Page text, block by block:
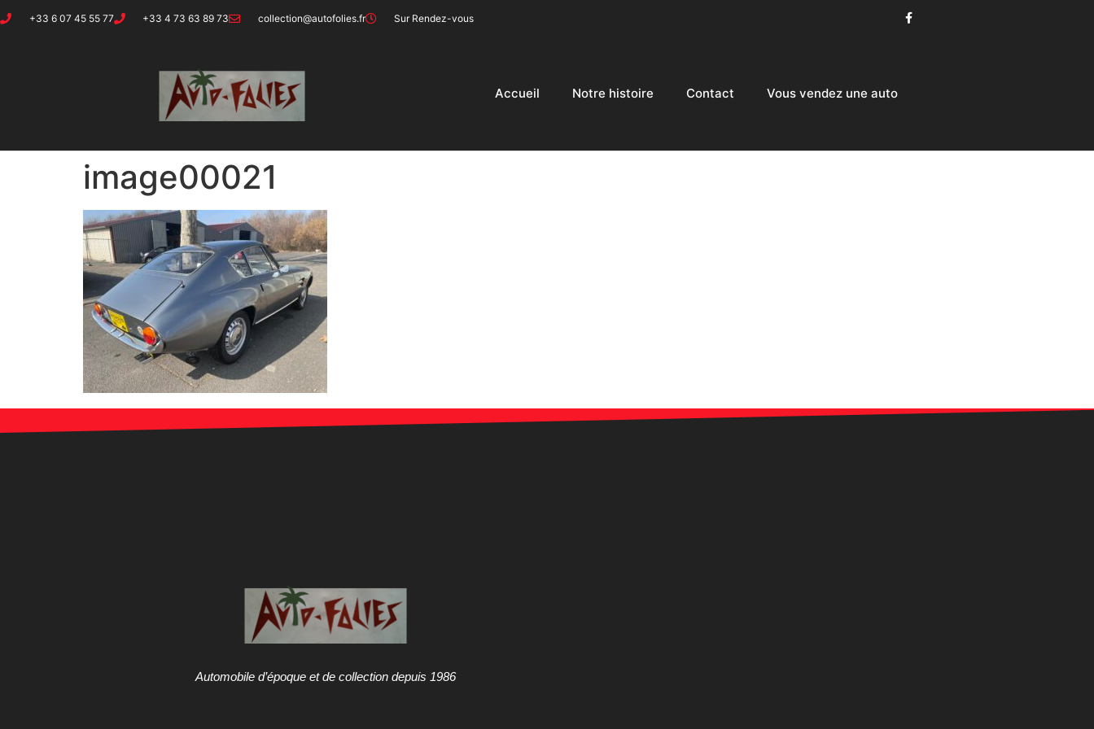
+33 6 07 45 55 77 +33 4 73 63 89 73 collection@autofolies.fr Sur Rendez-vous
Accueil Notre histoire Contact Vous vendez une auto
image00021
Automobile d’époque et de collection depuis 1986